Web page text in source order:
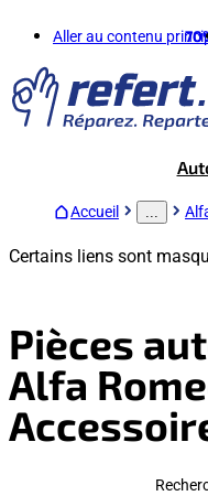
Aller au contenu
Accueil
Certains liens sont
Pièces
Alfa